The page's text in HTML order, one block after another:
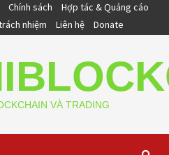
Chính sách
Hợp tác & Quảng cáo
nhiệm Liên hệ Donate
VÀ TRADING